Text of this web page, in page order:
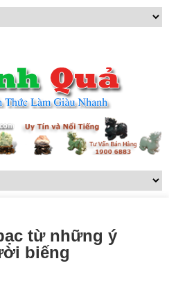
từ những ý
biếng